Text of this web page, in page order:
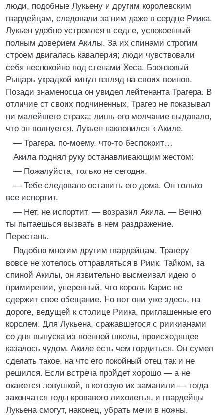
люди, подобные Лукьену и другим королевским
гвардейцам, следовали за ним даже в сердце Риика.
Лукьен удобно устроился в седле, успокоенный
полным доверием Акилы. За их спинами строгим
строем двигалась кавалерия; люди чувствовали
себя неспокойно под стенами Хеса. Бронзовый
Рыцарь украдкой кинул взгляд на своих воинов.
Позади знаменосца он увидел лейтенанта Трагера. В
отличие от своих подчиненных, Трагер не показывал
ни малейшего страха; лишь его молчание выдавало,
что он волнуется. Лукьен наклонился к Акиле.
— Трагера, по-моему, что-то беспокоит…
Акила поднял руку останавливающим жестом:
— Пожалуйста, только не сегодня.
— Тебе следовало оставить его дома. Он только
все испортит.
— Нет, не испортит, — возразил Акила. — Вечно
ты пытаешься вызвать в нем раздражение.
Перестань.
Подобно многим другим гвардейцам, Трагеру
вовсе не хотелось отправляться в Риик. Тайком, за
спиной Акилы, он язвительно высмеивал идею о
примирении, уверенный, что король Карис не
сдержит свое обещание. Но вот они уже здесь, на
дороге, ведущей к столице Риика, приглашенные его
королем. Для Лукьена, сражавшегося с риикианами
со дня выпуска из военной школы, происходящее
казалось чудом. Акиле есть чем гордиться. Он сумел
сделать такое, на что его покойный отец так и не
решился. Если встреча пройдет хорошо — а не
окажется ловушкой, в которую их заманили — тогда
закончатся годы кровавого лихолетья, и гвардейцы
Лукьена смогут, наконец, убрать мечи в ножны.